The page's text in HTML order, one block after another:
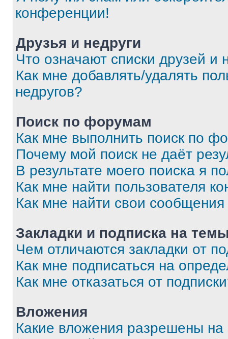
конференции!
Друзья и недруги
Что означают списки друзей и
Как мне добавлять/удалять
недругов?
Поиск по форумам
Как мне выполнить поиск по
Почему мой поиск не даёт
В результате моего поиска я
Как мне найти пользователя
Как мне найти свои
Закладки и подписка на
Чем отличаются закладки от
Как мне подписаться на
Как мне отказаться от
Вложения
Какие вложения разрешены